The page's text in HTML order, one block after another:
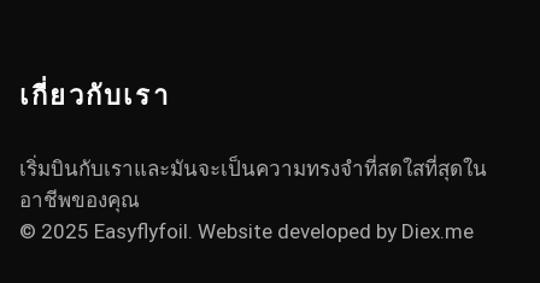
เกี่ยวกับเรา
เริ่มบินกับเราและมันจะเป็นความทรงจำที่สดใสที่สุดใน
อาชีพของคุณ
© 2025 Easyflyfoil. Website developed by Diex.me